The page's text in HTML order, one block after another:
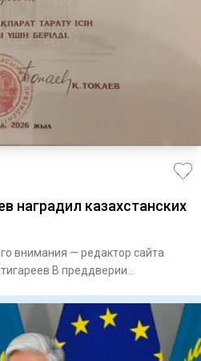
наградил казахстанских
внимания — редактор сайта
В преддверии